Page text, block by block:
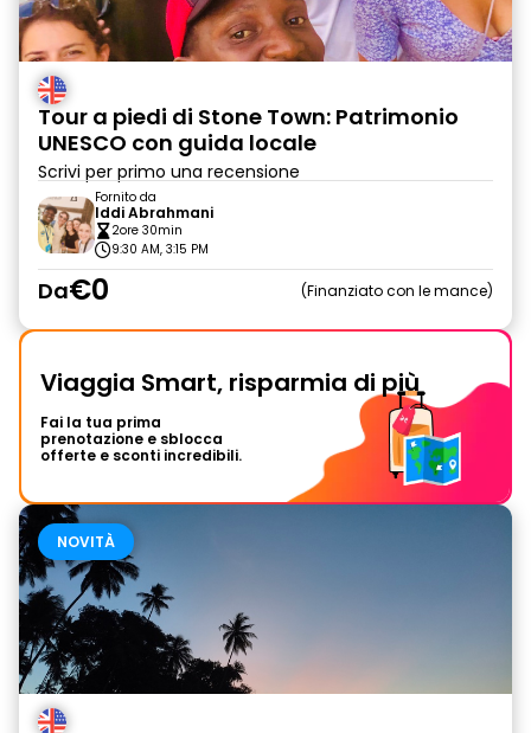
Tour a piedi di Stone Town: Patrimonio
UNESCO con guida locale
Scrivi per primo una recensione
Fornito da
Iddi Abrahmani
2ore 30min
9:30 AM, 3:15 PM
Da€0 Finanziato con le mance
Viaggia Smart, risparmia di più
Fai la tua prima
prenotazione e sblocca
offerte e sconti incredibili.
NOVITÀ